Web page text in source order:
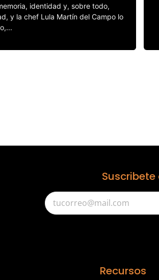
identidad y, sobre todo,
y la chef Lula Martín del Campo lo
Recursos